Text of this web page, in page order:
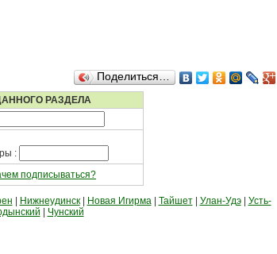
Поделиться…
РАЗДЕЛА
:
подписываться?
Нижнеудинск| Новая Игирма| Тайшет| Улан-Удэ| Усть-
Чунский